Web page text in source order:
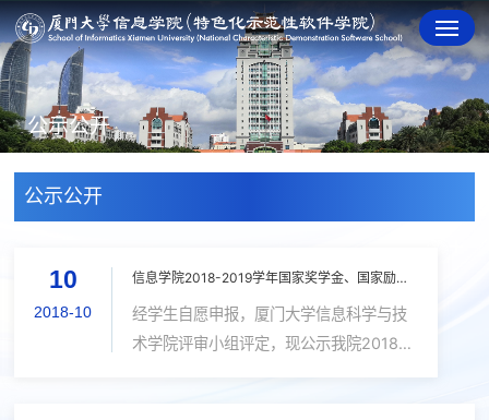
公示公开
公示公开
10
2018-10
信息学院2018-2019学年国家奖学金、国家励志奖学金推荐名单公示（本科生）
经学生自愿申报，厦门大学信息科学与技
术学院评审小组评定，现公示我院2018-